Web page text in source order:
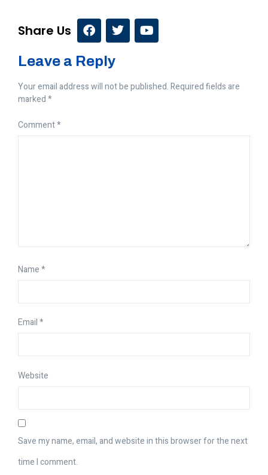
Share Us
Leave a Reply
Your email address will not be published.Required fields are
marked*
Comment*
Name*
Email*
Website
Save my name, email, and website in this browser for the next
time I comment.